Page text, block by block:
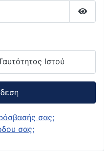
Ιστού
σας;
σας;